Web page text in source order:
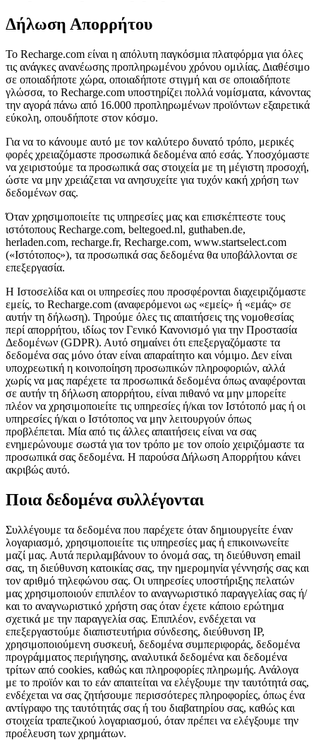
Δήλωση Απορρήτου
Το Recharge.com είναι η απόλυτη παγκόσμια πλατφόρμα για όλες
τις ανάγκες ανανέωσης προπληρωμένου χρόνου ομιλίας. Διαθέσιμο
σε οποιαδήποτε χώρα, οποιαδήποτε στιγμή και σε οποιαδήποτε
γλώσσα, το Recharge.com υποστηρίζει πολλά νομίσματα, κάνοντας
την αγορά πάνω από 16.000 προπληρωμένων προϊόντων εξαιρετικά
εύκολη, οπουδήποτε στον κόσμο.
Για να το κάνουμε αυτό με τον καλύτερο δυνατό τρόπο, μερικές
φορές χρειαζόμαστε προσωπικά δεδομένα από εσάς. Υποσχόμαστε
να χειριστούμε τα προσωπικά σας στοιχεία με τη μέγιστη προσοχή,
ώστε να μην χρειάζεται να ανησυχείτε για τυχόν κακή χρήση των
δεδομένων σας.
Όταν χρησιμοποιείτε τις υπηρεσίες μας και επισκέπτεστε τους
ιστότοπους Recharge.com, beltegoed.nl, guthaben.de,
herladen.com, recharge.fr, Recharge.com, www.startselect.com
(«Ιστότοπος»), τα προσωπικά σας δεδομένα θα υποβάλλονται σε
επεξεργασία.
Η Ιστοσελίδα και οι υπηρεσίες που προσφέρονται διαχειριζόμαστε
εμείς, το Recharge.com (αναφερόμενοι ως «εμείς» ή «εμάς» σε
αυτήν τη δήλωση). Τηρούμε όλες τις απαιτήσεις της νομοθεσίας
περί απορρήτου, ιδίως τον Γενικό Κανονισμό για την Προστασία
Δεδομένων (GDPR). Αυτό σημαίνει ότι επεξεργαζόμαστε τα
δεδομένα σας μόνο όταν είναι απαραίτητο και νόμιμο. Δεν είναι
υποχρεωτική η κοινοποίηση προσωπικών πληροφοριών, αλλά
χωρίς να μας παρέχετε τα προσωπικά δεδομένα όπως αναφέρονται
σε αυτήν τη δήλωση απορρήτου, είναι πιθανό να μην μπορείτε
πλέον να χρησιμοποιείτε τις υπηρεσίες ή/και τον Ιστότοπό μας ή οι
υπηρεσίες ή/και ο Ιστότοπος να μην λειτουργούν όπως
προβλέπεται. Μία από τις άλλες απαιτήσεις είναι να σας
ενημερώνουμε σωστά για τον τρόπο με τον οποίο χειριζόμαστε τα
προσωπικά σας δεδομένα. Η παρούσα Δήλωση Απορρήτου κάνει
ακριβώς αυτό.
Ποια δεδομένα συλλέγονται
Συλλέγουμε τα δεδομένα που παρέχετε όταν δημιουργείτε έναν
λογαριασμό, χρησιμοποιείτε τις υπηρεσίες μας ή επικοινωνείτε
μαζί μας. Αυτά περιλαμβάνουν το όνομά σας, τη διεύθυνση email
σας, τη διεύθυνση κατοικίας σας, την ημερομηνία γέννησής σας και
τον αριθμό τηλεφώνου σας. Οι υπηρεσίες υποστήριξης πελατών
μας χρησιμοποιούν επιπλέον το αναγνωριστικό παραγγελίας σας ή/
και το αναγνωριστικό χρήστη σας όταν έχετε κάποιο ερώτημα
σχετικά με την παραγγελία σας. Επιπλέον, ενδέχεται να
επεξεργαστούμε διαπιστευτήρια σύνδεσης, διεύθυνση IP,
χρησιμοποιούμενη συσκευή, δεδομένα συμπεριφοράς, δεδομένα
προγράμματος περιήγησης, αναλυτικά δεδομένα και δεδομένα
τρίτων από cookies, καθώς και πληροφορίες πληρωμής. Ανάλογα
με το προϊόν και το εάν απαιτείται να ελέγξουμε την ταυτότητά σας,
ενδέχεται να σας ζητήσουμε περισσότερες πληροφορίες, όπως ένα
αντίγραφο της ταυτότητάς σας ή του διαβατηρίου σας, καθώς και
στοιχεία τραπεζικού λογαριασμού, όταν πρέπει να ελέγξουμε την
προέλευση των χρημάτων.